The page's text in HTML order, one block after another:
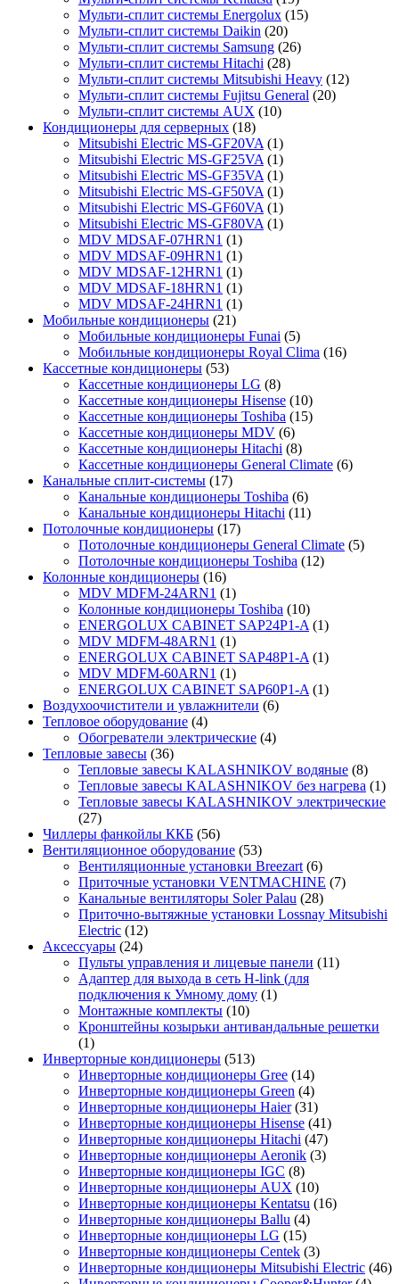
Мульти-сплит системы Energolux (15)
Мульти-сплит системы Daikin (20)
Мульти-сплит системы Samsung (26)
Мульти-сплит системы Hitachi (28)
Мульти-сплит системы Mitsubishi Heavy (12)
Мульти-сплит системы Fujitsu General (20)
Мульти-сплит системы AUX (10)
Кондиционеры для серверных (18)
Mitsubishi Electric MS-GF20VA (1)
Mitsubishi Electric MS-GF25VA (1)
Mitsubishi Electric MS-GF35VA (1)
Mitsubishi Electric MS-GF50VA (1)
Mitsubishi Electric MS-GF60VA (1)
Mitsubishi Electric MS-GF80VA (1)
MDV MDSAF-07HRN1 (1)
MDV MDSAF-09HRN1 (1)
MDV MDSAF-12HRN1 (1)
MDV MDSAF-18HRN1 (1)
MDV MDSAF-24HRN1 (1)
Мобильные кондиционеры (21)
Мобильные кондиционеры Funai (5)
Мобильные кондиционеры Royal Clima (16)
Кассетные кондиционеры (53)
Кассетные кондиционеры LG (8)
Кассетные кондиционеры Hisense (10)
Кассетные кондиционеры Toshiba (15)
Кассетные кондиционеры MDV (6)
Кассетные кондиционеры Hitachi (8)
Кассетные кондиционеры General Climate (6)
Канальные сплит-системы (17)
Канальные кондиционеры Toshiba (6)
Канальные кондиционеры Hitachi (11)
Потолочные кондиционеры (17)
Потолочные кондиционеры General Climate (5)
Потолочные кондиционеры Toshiba (12)
Колонные кондиционеры (16)
MDV MDFM-24ARN1 (1)
Колонные кондиционеры Toshiba (10)
ENERGOLUX CABINET SAP24P1-A (1)
MDV MDFM-48ARN1 (1)
ENERGOLUX CABINET SAP48P1-A (1)
MDV MDFM-60ARN1 (1)
ENERGOLUX CABINET SAP60P1-A (1)
Воздухоочистители и увлажнители (6)
Тепловое оборудование (4)
Обогреватели электрические (4)
Тепловые завесы (36)
Тепловые завесы KALASHNIKOV водяные (8)
Тепловые завесы KALASHNIKOV без нагрева (1)
Тепловые завесы KALASHNIKOV электрические
(27)
Чиллеры фанкойлы ККБ (56)
Вентиляционное оборудование (53)
Вентиляционные установки Breezart (6)
Приточные установки VENTMACHINE (7)
Канальные вентиляторы Soler Palau (28)
Приточно-вытяжные установки Lossnay Mitsubishi
Electric (12)
Аксессуары (24)
Пульты управления и лицевые панели (11)
Адаптер для выхода в сеть H-link (для
подключения к Умному дому (1)
Монтажные комплекты (10)
Кронштейны козырьки антивандальные решетки
(1)
Инверторные кондиционеры (513)
Инверторные кондиционеры Gree (14)
Инверторные кондиционеры Green (4)
Инверторные кондиционеры Haier (31)
Инверторные кондиционеры Hisense (41)
Инверторные кондиционеры Hitachi (47)
Инверторные кондиционеры Aeronik (3)
Инверторные кондиционеры IGC (8)
Инверторные кондиционеры AUX (10)
Инверторные кондиционеры Kentatsu (16)
Инверторные кондиционеры Ballu (4)
Инверторные кондиционеры LG (15)
Инверторные кондиционеры Centek (3)
Инверторные кондиционеры Mitsubishi Electric (46)